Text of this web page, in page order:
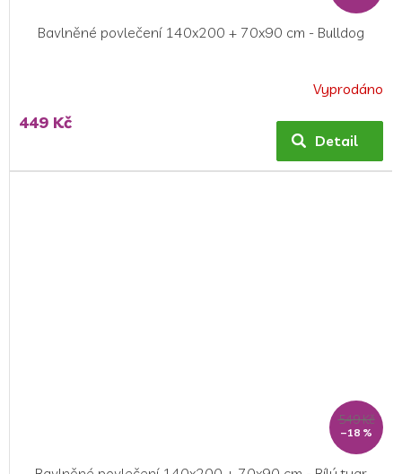
Bavlněné povlečení 140x200 + 70x90 cm - Bulldog
Vyprodáno
449 Kč
Detail
549 Kč
–18 %